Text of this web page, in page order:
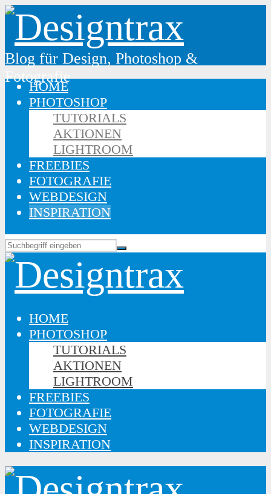
Blog für Design, Photoshop &
Fotografie
HOME
PHOTOSHOP
TUTORIALS
AKTIONEN
LIGHTROOM
FREEBIES
FOTOGRAFIE
WEBDESIGN
INSPIRATION
HOME
PHOTOSHOP
TUTORIALS
AKTIONEN
LIGHTROOM
FREEBIES
FOTOGRAFIE
WEBDESIGN
INSPIRATION